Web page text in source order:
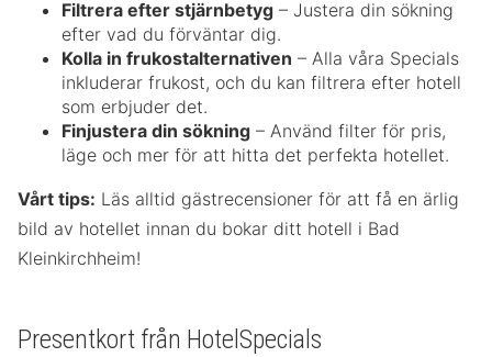
Filtrera efter stjärnbetyg – Justera din sökning
efter vad du förväntar dig.
Kolla in frukostalternativen – Alla våra Specials
inkluderar frukost, och du kan filtrera efter hotell
som erbjuder det.
Finjustera din sökning – Använd filter för pris,
läge och mer för att hitta det perfekta hotellet.
Vårt tips: Läs alltid gästrecensioner för att få en ärlig
bild av hotellet innan du bokar ditt hotell i Bad
Kleinkirchheim!
Presentkort från HotelSpecials